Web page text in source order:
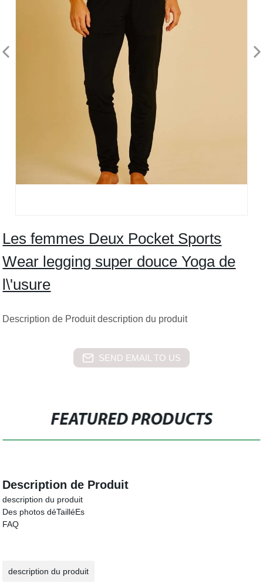
Les femmes Deux Pocket Sports
Wear legging super douce Yoga de
l\'usure
Description de Produit description du produit
SEND EMAIL TO US
FEATURED PRODUCTS
Description de Produit
description du produit
Des photos déTailléEs
FAQ
description du produit